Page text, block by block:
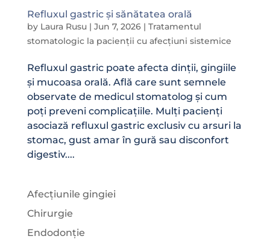
Refluxul gastric și sănătatea orală
by Laura Rusu| Jun 7, 2026| Tratamentul
stomatologic la pacienții cu afecțiuni sistemice
Refluxul gastric poate afecta dinții, gingiile
și mucoasa orală. Află care sunt semnele
observate de medicul stomatolog și cum
poți preveni complicațiile. Mulți pacienți
asociază refluxul gastric exclusiv cu arsuri la
stomac, gust amar în gură sau disconfort
digestiv....
Afecțiunile gingiei
Chirurgie
Endodonție